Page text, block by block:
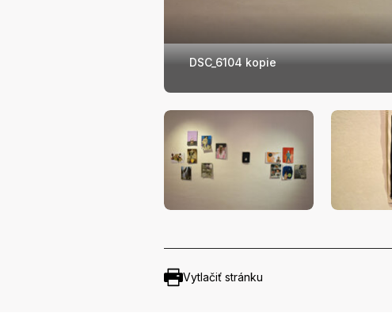
DSC_6104 kopie
Vytlačiť stránku